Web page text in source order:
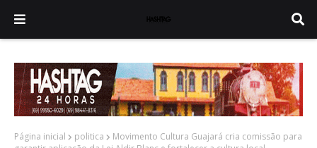
Página inicial politica
Movimento Cultura Guajará cria comissão para